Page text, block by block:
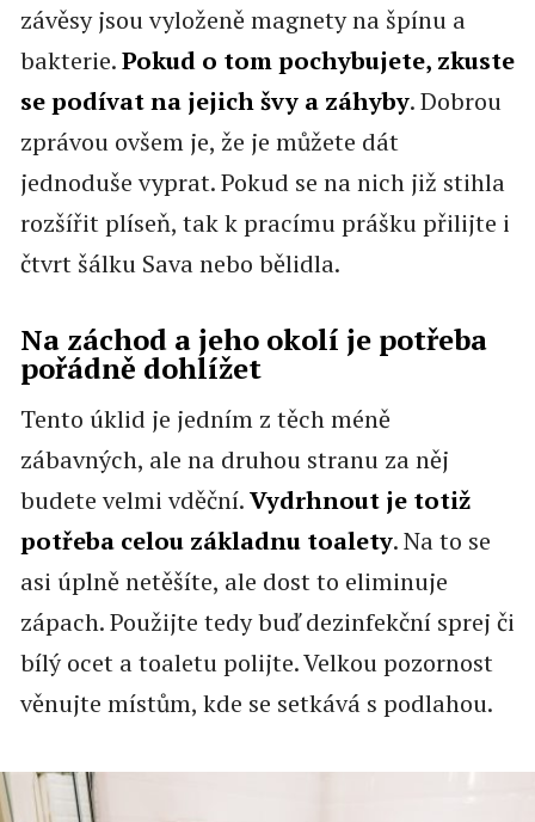
závěsy jsou vyloženě magnety na špínu a
bakterie.Pokud o tom pochybujete, zkuste
se podívat na jejich švy a záhyby. Dobrou
zprávou ovšem je, že je můžete dát
jednoduše vyprat. Pokud se na nich již stihla
rozšířit plíseň, tak k pracímu prášku přilijte i
čtvrt šálku Sava nebo bělidla.
Na záchod a jeho okolí je potřeba
pořádně dohlížet
Tento úklid je jedním z těch méně
zábavných, ale na druhou stranu za něj
budete velmi vděční.Vydrhnout je totiž
potřeba celou základnu toalety. Na to se
asi úplně netěšíte, ale dost to eliminuje
zápach. Použijte tedy buď dezinfekční sprej či
bílý ocet a toaletu polijte. Velkou pozornost
věnujte místům, kde se setkává s podlahou.